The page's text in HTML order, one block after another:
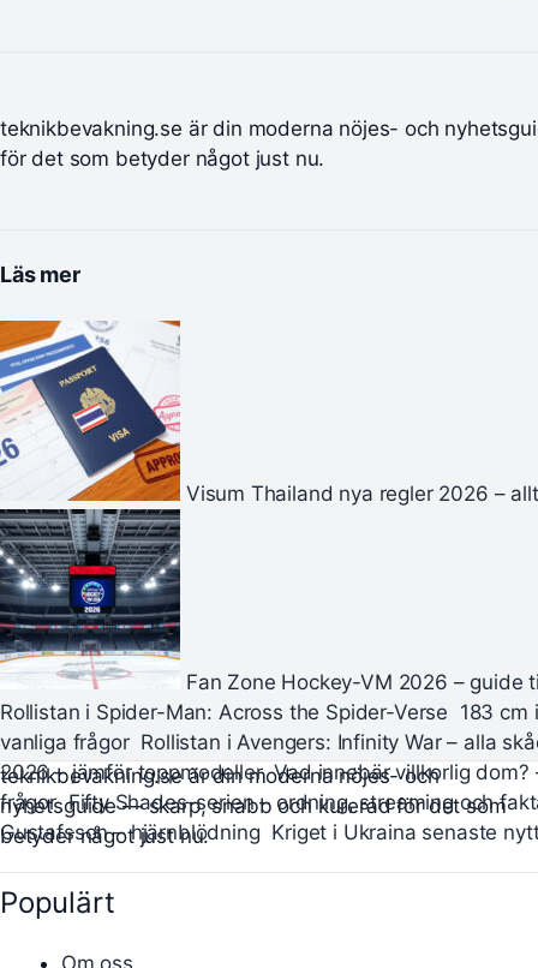
teknikbevakning.se är din moderna nöjes- och
för det som betyder något just nu.
Läs mer
Visum Thailand nya regler 2026 –
Fan Zone Hockey-VM 2026 – guide
Rollistan i Spider-Man: Across the Spider-Verse 183 cm
vanliga frågor Rollistan i Avengers: Infinity War – alla
2026 – jämför toppmodeller Vad innebär villkorlig
frågor Fifty Shades-serien – ordning, streaming och
Gustafsson – hjärnblödning Kriget i Ukraina senaste
teknikbevakning.se är din moderna nöjes- och
nyhetsguide — skarp, snabb och kurerad för det som
betyder något just nu.
Populärt
Om oss